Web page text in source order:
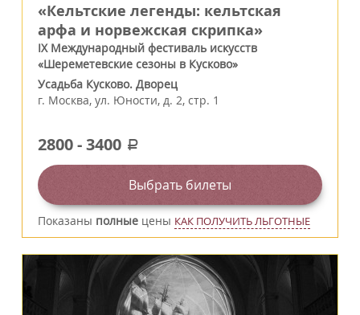
«Кельтские легенды: кельтская
арфа и норвежская скрипка»
IX Международный фестиваль искусств
«Шереметевские сезоны в Кусково»
Усадьба Кусково. Дворец
г. Москва, ул. Юности, д. 2, стр. 1
2800-3400 a
Выбрать билеты
Показаны полные цены КАК ПОЛУЧИТЬ ЛЬГОТНЫЕ